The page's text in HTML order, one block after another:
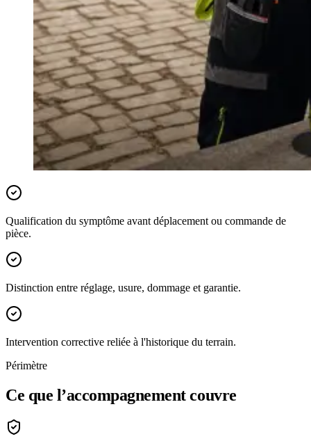
Qualification du symptôme avant déplacement ou commande de
pièce.
Distinction entre réglage, usure, dommage et garantie.
Intervention corrective reliée à l'historique du terrain.
Périmètre
Ce que l’accompagnement couvre